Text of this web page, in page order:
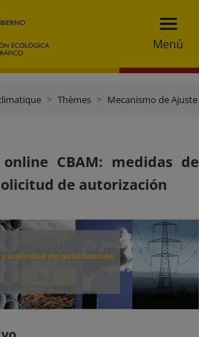
Menú
Thèmes Mecanismo de
CBAM: medidas de
de autorización